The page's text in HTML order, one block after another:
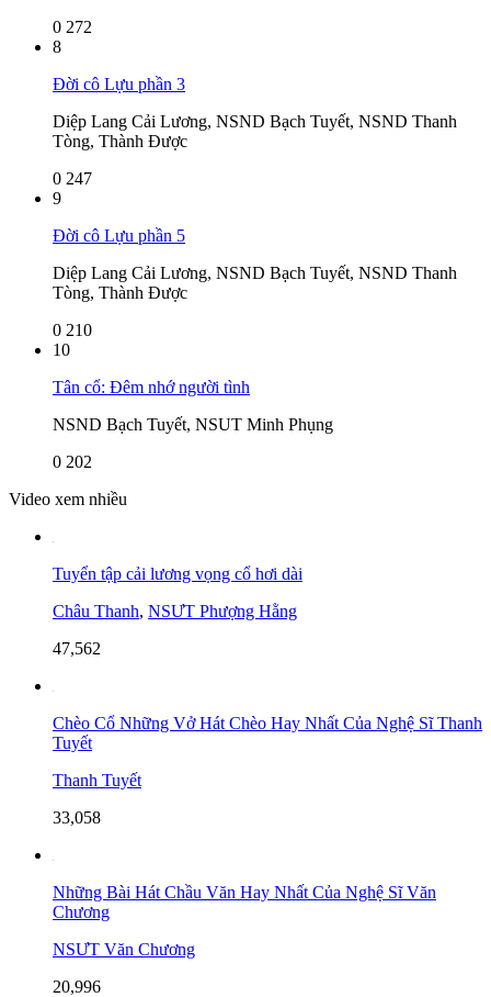
0 272
8
Đời cô Lựu phần 3
Diệp Lang Cải Lương, NSND Bạch Tuyết, NSND Thanh
Tòng, Thành Được
0 247
9
Đời cô Lựu phần 5
Diệp Lang Cải Lương, NSND Bạch Tuyết, NSND Thanh
Tòng, Thành Được
0 210
10
Tân cổ: Đêm nhớ người tình
NSND Bạch Tuyết, NSUT Minh Phụng
0 202
Video xem nhiều
Tuyển tập cải lương vọng cổ hơi dài
Châu Thanh, NSƯT Phượng Hằng
47,562
Chèo Cổ Những Vở Hát Chèo Hay Nhất Của Nghệ Sĩ Thanh
Tuyết
Thanh Tuyết
33,058
Những Bài Hát Chầu Văn Hay Nhất Của Nghệ Sĩ Văn
Chương
NSƯT Văn Chương
20,996